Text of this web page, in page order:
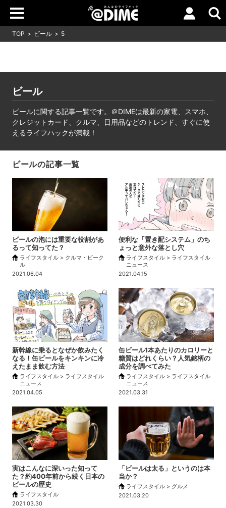
TOP ビール 5
ビール
ビールに関する記事一覧です。＠DIMEは最新の家電、スマホ、
クレジットカード、クルマ、日用品などのトレンド、すぐに使
えるライフハックが満載！
ビールの記事一覧
ビールの泡には重要な役割があ
るって知ってた？
ライフスタイル > クルマ・ビーク
ル
2021.06.04
便利な「置き配システム」のち
ょっと意外な落とし穴
ライフスタイル > ライフスタイル
ニュース
2021.04.15
新幹線に乗るとなぜか飲みたく
なる！缶ビールをキンキンに冷
えたまま飲む方法
ライフスタイル > ライフスタイル
ニュース
2021.04.05
缶ビール1本あたりのカロリーと
糖質はどれくらい？人気銘柄の
成分を調べてみた
ライフスタイル > ライフスタイル
ニュース
2021.03.31
実はこんなに深いった知って
た？約400年前から続く日本の
ビールの歴史
ライフスタイル
2021.03.30
「ビールは太る」というのは本
当か？
ライフスタイル > グルメ
2021.03.20